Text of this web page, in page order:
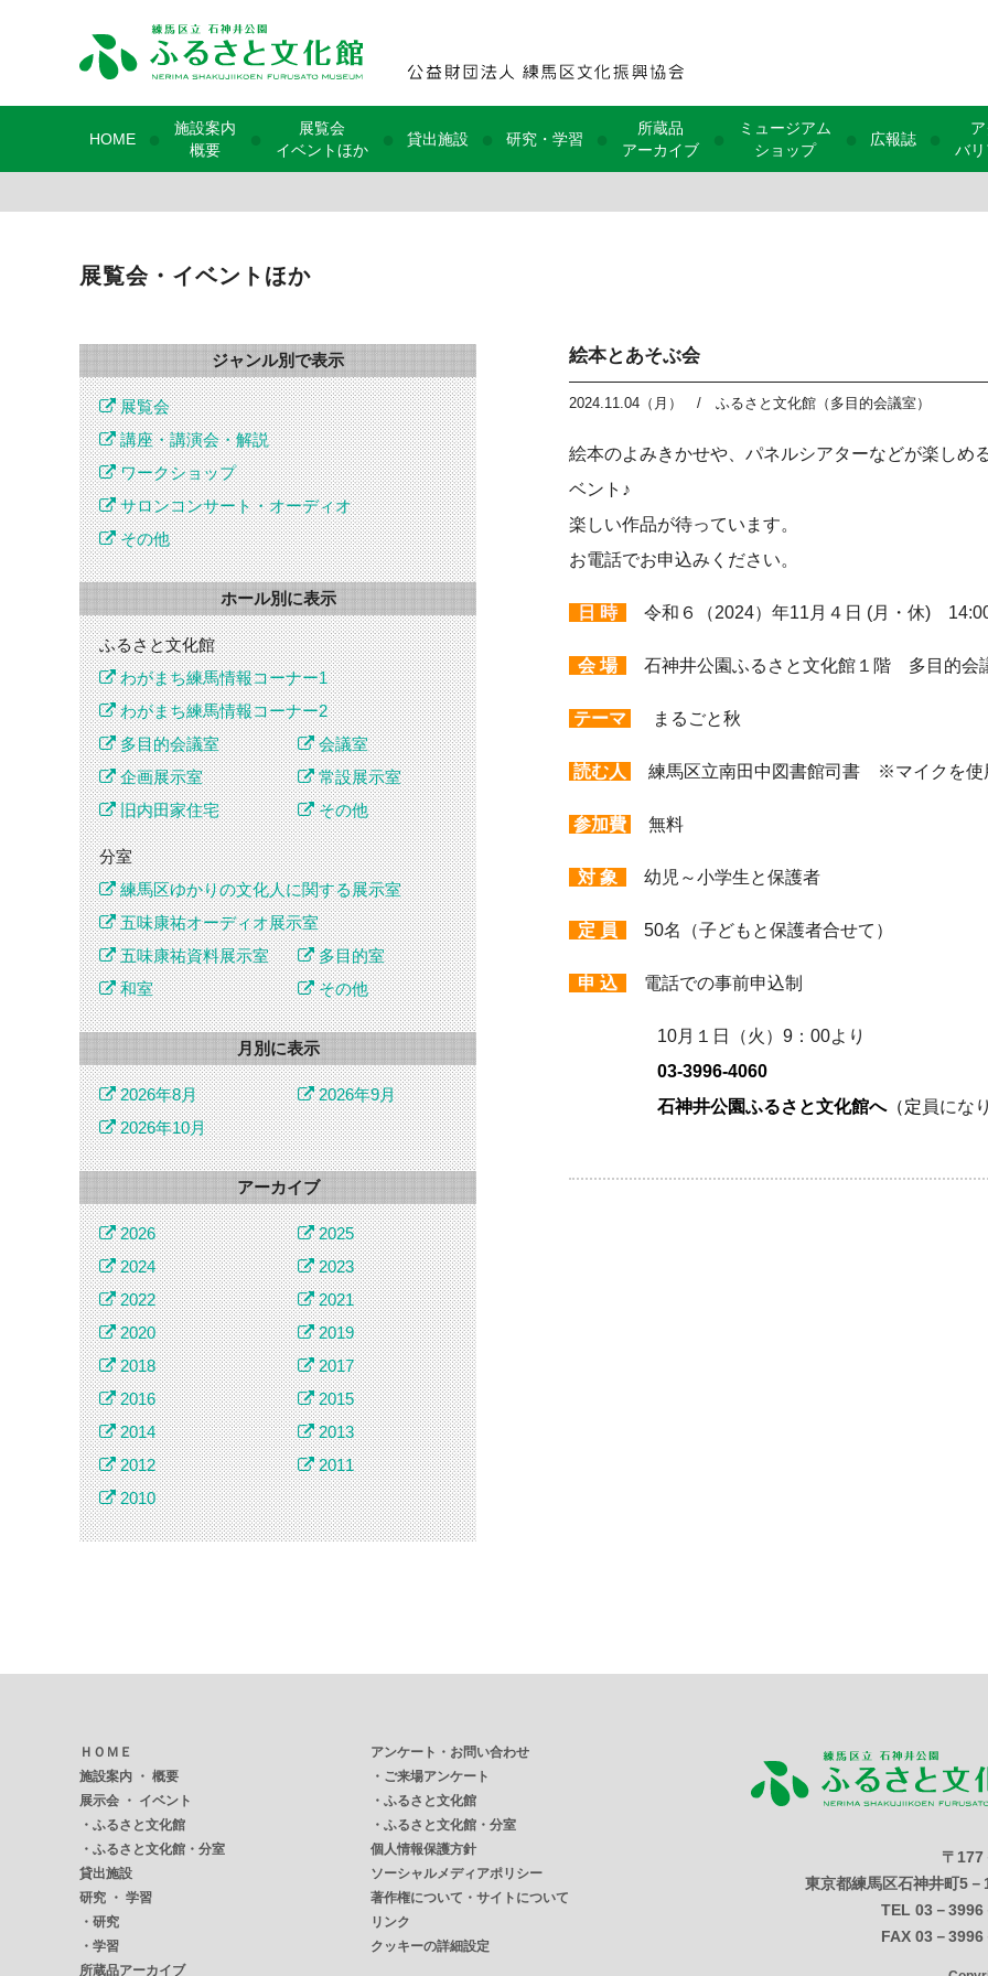
HOME
施設案内
概要
展覧会
イベントほか
貸出施設 研究・学習
所蔵品
アーカイブ
ミュージアム
ショップ
広報誌
バ
展覧会・イベントほか
ジャンル別で表示
展覧会
講座・講演会・解説
ワークショップ
サロンコンサート・オーディオ
その他
ホール別に表示
ふるさと文化館
わがまち練馬情報コーナー1
わがまち練馬情報コーナー2
多目的会議室
会議室
企画展示室
常設展示室
旧内田家住宅
その他
分室
練馬区ゆかりの文化人に関する展示室
五味康祐オーディオ展示室
五味康祐資料展示室
多目的室
和室
その他
月別に表示
2026年8月
2026年9月
2026年10月
アーカイブ
2026
2025
2024
2023
2022
2021
2020
2019
2018
2017
2016
2015
2014
2013
2012
2011
2010
絵本とあそぶ会
2024.11.04（月） / ふるさと文化館（多目的会議室）
絵本のよみきかせや、パネルシアターなどが楽しめ
ベント♪
楽しい作品が待っています。
お電話でお申込みください。
日 時 令和６（2024）年11月４日 (月・休)
会 場 石神井公園ふるさと文化館１階 多目的会
テーマ まるごと秋
読む人 練馬区立南田中図書館司書 ※マイクを使
参加費 無料
対 象 幼児～小学生と保護者
定 員 50名（子どもと保護者合せて）
申 込 電話での事前申込制
10月１日（火）9：00より
03-3996-4060
石神井公園ふるさと文化館へ（定 員にな
ＨＯＭＥ
施設案内 ・ 概要
展示会 ・ イベント
・ ふるさと文化館
・ ふるさと文化館・分室
貸出施設
研究 ・ 学習
・ 研究
・ 学習
所蔵品アーカイブ
アンケート・お問い合わせ
・ ご来場アンケート
・ ふるさと文化館
・ ふるさと文化館・分室
個人情報保護方針
ソーシャルメディアポリシー
著作権について・サイトについて
リンク
クッキーの詳細設定
〒177
東京都練馬区石神井町5－
TEL 03－3996
FAX 03－3996